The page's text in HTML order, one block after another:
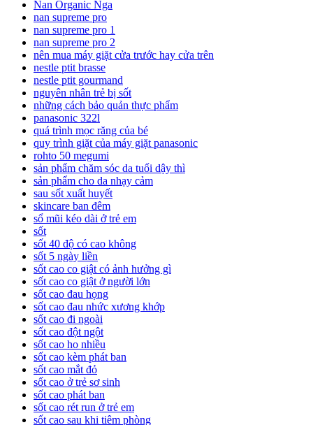
Nan Organic Nga
nan supreme pro
nan supreme pro 1
nan supreme pro 2
nên mua máy giặt cửa trước hay cửa trên
nestle ptit brasse
nestle ptit gourmand
nguyên nhân trẻ bị sốt
những cách bảo quản thực phẩm
panasonic 322l
quá trình mọc răng của bé
quy trình giặt của máy giặt panasonic
rohto 50 megumi
sản phẩm chăm sóc da tuổi dậy thì
sản phẩm cho da nhạy cảm
sau sốt xuất huyết
skincare ban đêm
sổ mũi kéo dài ở trẻ em
sốt
sốt 40 độ có cao không
sốt 5 ngày liền
sốt cao co giật có ảnh hưởng gì
sốt cao co giật ở người lớn
sốt cao đau họng
sốt cao đau nhức xương khớp
sốt cao đi ngoài
sốt cao đột ngột
sốt cao ho nhiều
sốt cao kèm phát ban
sốt cao mắt đỏ
sốt cao ở trẻ sơ sinh
sốt cao phát ban
sốt cao rét run ở trẻ em
sốt cao sau khi tiêm phòng